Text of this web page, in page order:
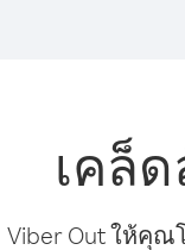
เคล็
Viber Out ให้คุ